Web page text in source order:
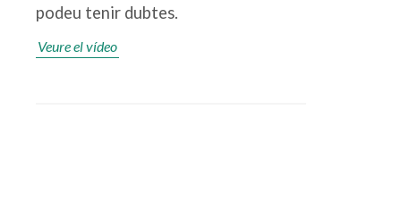
podeu tenir dubtes.
Veure el vídeo